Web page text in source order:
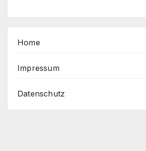
Ihrem
Home
Impressum
Datenschutz